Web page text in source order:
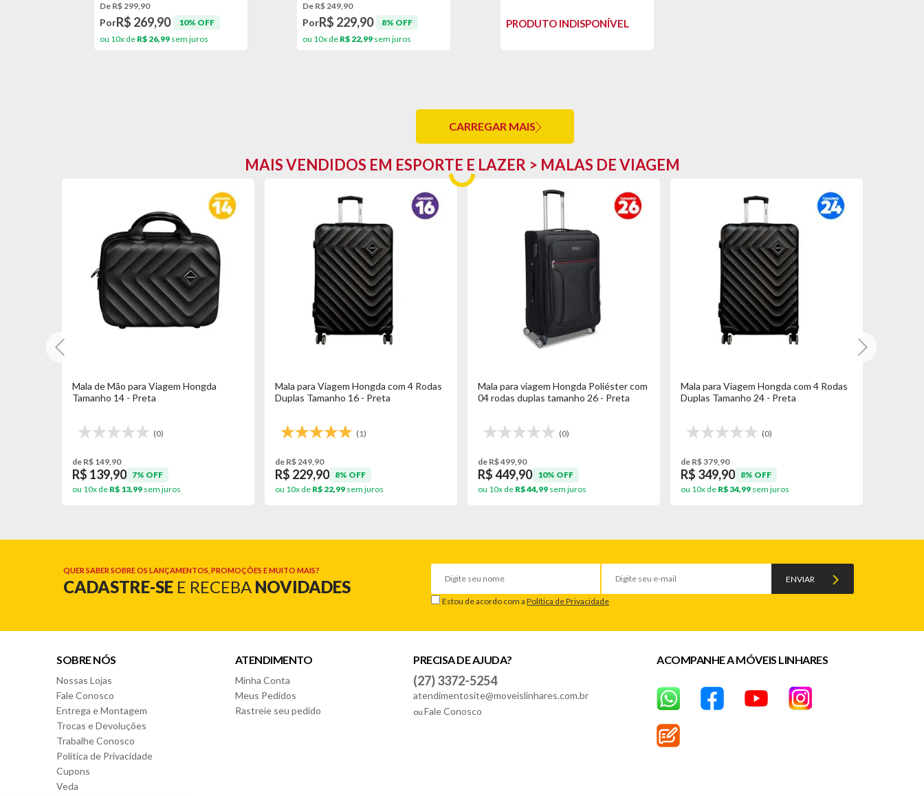
De R$ 299,90
PorR$ 269,90
10% OFF
ou 10x de R$ 26,99 sem juros
De R$ 249,90
PorR$ 229,90
8% OFF
ou 10x de R$ 22,99 sem juros
PRODUTO INDISPONÍVEL
CARREGAR MAIS
MAIS VENDIDOS EM ESPORTE E LAZER > MALAS DE VIAGEM
Mala de Mão para Viagem Hongda
Tamanho 14 - Preta
(0)
de R$ 149,90
R$ 139,90
7% OFF
ou 10x de R$ 13,99sem juros
Mala para Viagem Hongda com 4 Rodas
Duplas Tamanho 16 - Preta
(1)
de R$ 249,90
R$ 229,90
8% OFF
ou 10x de R$ 22,99sem juros
Mala para viagem Hongda Poliéster com
04 rodas duplas tamanho 26 - Preta
(0)
de R$ 499,90
R$ 449,90
10% OFF
ou 10x de R$ 44,99sem juros
Mala para Viagem Hongda com 4 Rodas
Duplas Tamanho 24 - Preta
(0)
de R$ 379,90
R$ 349,90
8% OFF
ou 10x de R$ 34,99sem juros
QUER SABER SOBRE OS LANÇAMENTOS, PROMOÇÕES E MUITO MAIS?
CADASTRE-SE E RECEBA NOVIDADES ENVIAR
Estou de acordo com aPolítica de Privacidade
SOBRE NÓS
Nossas Lojas
Fale Conosco
Entrega e Montagem
Trocas e Devoluções
Trabalhe Conosco
Política de Privacidade
Cupons
Veda
ATENDIMENTO
Minha Conta
Meus Pedidos
Rastreie seu pedido
PRECISA DE AJUDA?
(27) 3372-5254
atendimentosite@moveislinhares.com.br
ou Fale Conosco
ACOMPANHE A MÓVEIS LINHARES